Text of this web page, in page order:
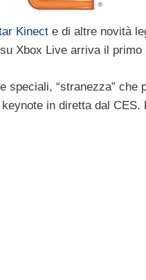
Kinect e di altre novità
Xbox Live arriva il primo
speciali, “stranezza” che
in diretta dal CES.